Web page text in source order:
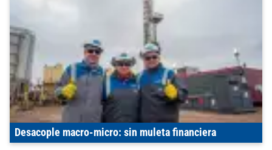
Desacople macro-micro: sin muleta financiera